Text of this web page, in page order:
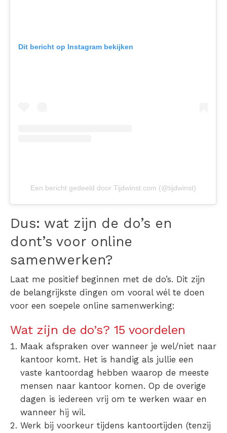
Dit bericht op Instagram bekijken
Een bericht gedeeld door Tijdwinst.com (@tijdwinst)
Dus: wat zijn de do’s en
dont’s voor online
samenwerken?
Laat me positief beginnen met de do’s. Dit zijn
de belangrijkste dingen om vooral wél te doen
voor een soepele online samenwerking:
Wat zijn de do’s? 15 voordelen
Maak afspraken over wanneer je wel/niet naar
kantoor komt. Het is handig als jullie een
vaste kantoordag hebben waarop de meeste
mensen naar kantoor komen. Op de overige
dagen is iedereen vrij om te werken waar en
wanneer hij wil.
Werk bij voorkeur tijdens kantoortijden (tenzij